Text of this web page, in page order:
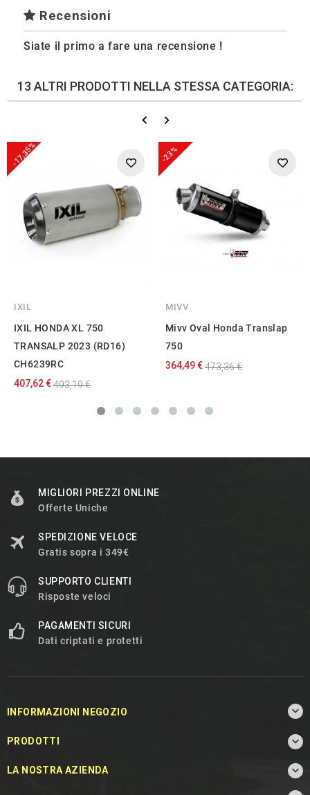
Recensioni
Siate il primo a fare una recensione !
13 ALTRI PRODOTTI NELLA STESSA CATEGORIA:
-17,35%
IXIL
IXIL HONDA XL 750
TRANSALP 2023 (RD16)
CH6239RC
407,62 €493,19 €
-23%
MIVV
Mivv Oval Honda Translap
750
364,49 €473,36 €
MIGLIORI PREZZI ONLINE
Offerte Uniche
SPEDIZIONE VELOCE
Gratis sopra i 349€
SUPPORTO CLIENTI
Risposte veloci
PAGAMENTI SICURI
Dati criptati e protetti
INFORMAZIONI NEGOZIO 
PRODOTTI 
LA NOSTRA AZIENDA 